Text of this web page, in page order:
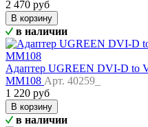
2 470 руб
В корзину
в наличии
Адаптер UGREEN DVI-D to
MM108 Арт. 40259_
1 220 руб
В корзину
в наличии